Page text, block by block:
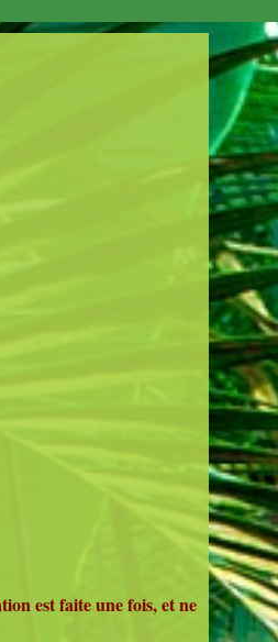
est faite une fois, et ne